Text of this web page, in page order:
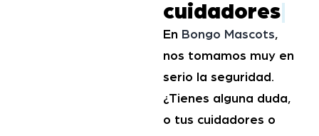
cuidadores|
En Bongo Mascots,
nos tomamos muy en
serio la seguridad.
¿Tienes alguna duda,
o tus cuidadores o